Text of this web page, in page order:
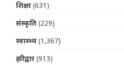
शिक्षा (631)
संस्कृति (229)
स्वास्थ्य (1,367)
हरिद्वार (913)